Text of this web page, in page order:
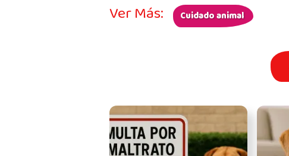
Ver Más: Cuidado animal